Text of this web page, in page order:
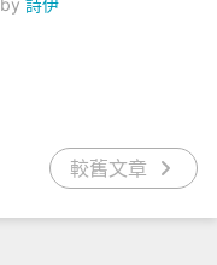
by詩伊
較舊文章